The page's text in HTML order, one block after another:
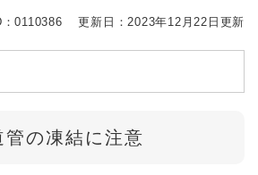
0110386 更新日：2023年12月22日更新
の凍結に注意